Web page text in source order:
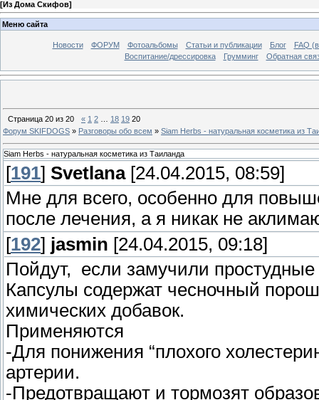
[Из Дома Скифов]
Меню сайта
Новости ФОРУМ Фотоальбомы Статьи и публикации Блог
FAQ
Воспитание/дрессировка
Грумминг Обратная
Страница 20 из 20 « 1 2 18 19 20
Форум SKIFDOGS » Разговоры обо всем » Siam Herbs - натуральная косметика из
Siam Herbs - натуральная косметика из Таиланда
[191] Svetlana[24.04.2015, 08:59]
Мне для всего, особенно для
после лечения, а я никак не
[192] jasmin [24.04.2015, 09:18]
Пойдут, если замучили
Капсулы содержат чесночный
химических добавок.
Применяются
-Для понижения “плохого
артерии.
-Предотвращают и тормозят